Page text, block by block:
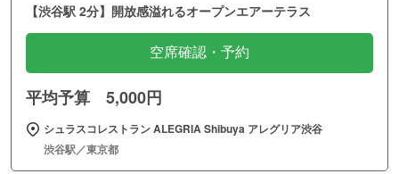
【渋谷駅 2分】開放感溢れるオープンエアーテラス
空席確認・予約
平均予算 5,000円
シュラスコレストラン ALEGRIA Shibuya アレグリア渋谷
渋谷駅／東京都